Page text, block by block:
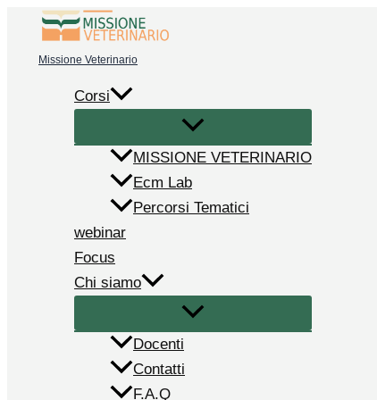
contenuto
Missione Veterinario
Corsi
MISSIONE VETERINARIO
Ecm Lab
Percorsi Tematici
webinar
Focus
Chi siamo
Docenti
Contatti
F.A.Q